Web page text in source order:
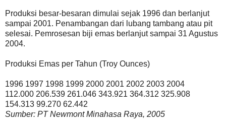
Produksi besar-besaran dimulai sejak 1996 dan berlanjut
sampai 2001. Penambangan dari lubang tambang atau pit
selesai. Pemrosesan biji emas berlanjut sampai 31 Agustus
2004.
Produksi Emas per Tahun (Troy Ounces)
1996 1997 1998 1999 2000 2001 2002 2003 2004
112.000 206.539 261.046 343.921 364.312 325.908
154.313 99.270 62.442
Sumber: PT Newmont Minahasa Raya, 2005